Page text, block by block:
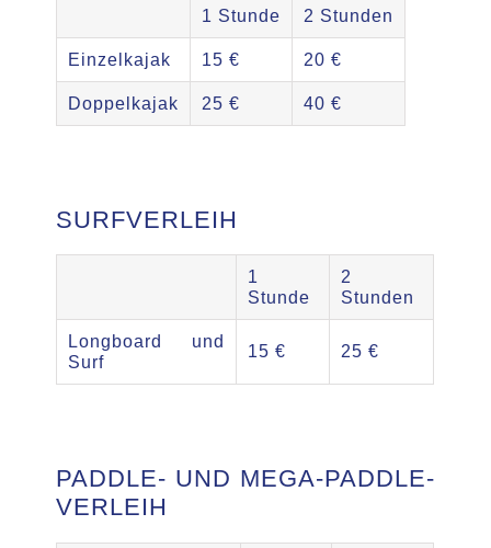
1 Stunde 2 Stunden
Einzelkajak 15 € 20 €
Doppelkajak 25 € 40 €
SURFVERLEIH
1
Stunde
2
Stunden
Longboard und
Surf
15 € 25 €
PADDLE- UND MEGA-PADDLE-
VERLEIH